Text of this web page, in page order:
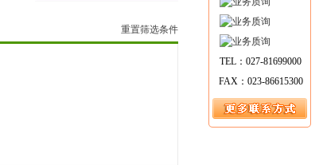
重置筛选条件
TEL：027-81699000
FAX：023-86615300